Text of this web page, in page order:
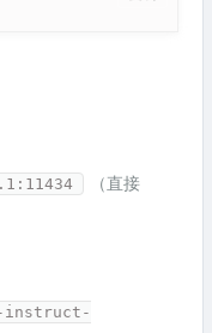
（直接
instruct-